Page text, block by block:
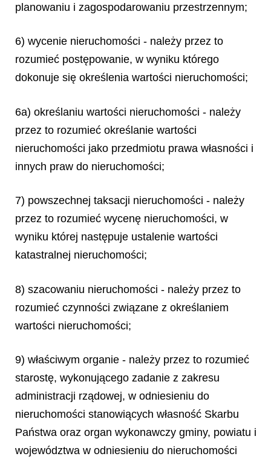
planowaniu i zagospodarowaniu przestrzennym;
6) wycenie nieruchomości - należy przez to
rozumieć postępowanie, w wyniku którego
dokonuje się określenia wartości nieruchomości;
6a) określaniu wartości nieruchomości - należy
przez to rozumieć określanie wartości
nieruchomości jako przedmiotu prawa własności i
innych praw do nieruchomości;
7) powszechnej taksacji nieruchomości - należy
przez to rozumieć wycenę nieruchomości, w
wyniku której następuje ustalenie wartości
katastralnej nieruchomości;
8) szacowaniu nieruchomości - należy przez to
rozumieć czynności związane z określaniem
wartości nieruchomości;
9) właściwym organie - należy przez to rozumieć
starostę, wykonującego zadanie z zakresu
administracji rządowej, w odniesieniu do
nieruchomości stanowiących własność Skarbu
Państwa oraz organ wykonawczy gminy, powiatu i
województwa w odniesieniu do nieruchomości